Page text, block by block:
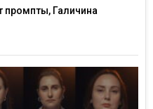
промпты, Галичина